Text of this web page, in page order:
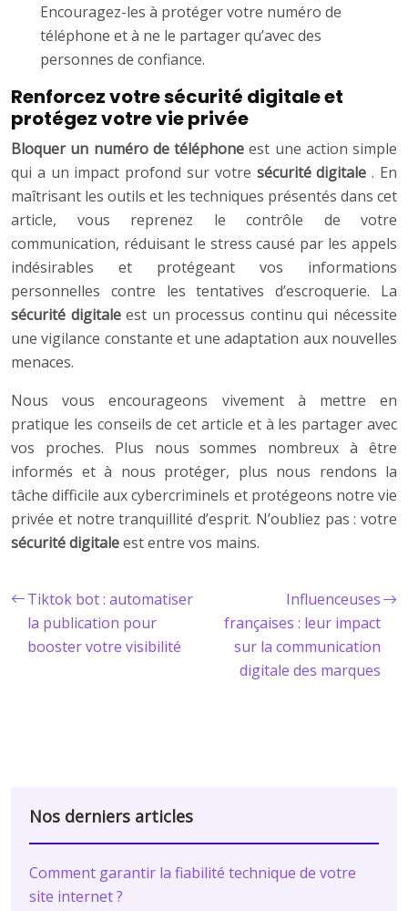
Encouragez-les à protéger votre numéro de
téléphone et à ne le partager qu’avec des
personnes de confiance.
Renforcez votre sécurité digitale et
protégez votre vie privée
Bloquer un numéro de téléphoneest une action simple
qui a un impact profond sur votre sécurité digitale. En
maîtrisant les outils et les techniques présentés dans cet
article, vous reprenez le contrôle de votre
communication, réduisant le stress causé par les appels
indésirables et protégeant vos informations
personnelles contre les tentatives d’escroquerie. La
sécurité digitaleest un processus continu qui nécessite
une vigilance constante et une adaptation aux nouvelles
menaces.
Nous vous encourageons vivement à mettre en
pratique les conseils de cet article et à les partager avec
vos proches. Plus nous sommes nombreux à être
informés et à nous protéger, plus nous rendons la
tâche difficile aux cybercriminels et protégeons notre vie
privée et notre tranquillité d’esprit. N’oubliez pas : votre
sécurité digitaleest entre vos mains.
Tiktok bot : automatiser
la publication pour
booster votre visibilité
Influenceuses
françaises : leur impact
sur la communication
digitale des marques
Nos derniers articles
Comment garantir la fiabilité technique de votre
site internet ?